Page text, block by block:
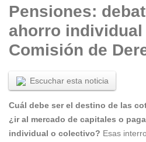
Pensiones:
ahorro
Comisión de
Escuchar esta noticia
Cuál debe ser el destino de las
¿ir al mercado de capitales o
individual o colectivo? Esas